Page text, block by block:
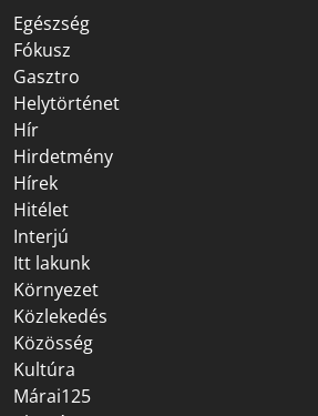
Egészség
Fókusz
Gasztro
Helytörténet
Hír
Hirdetmény
Hírek
Hitélet
Interjú
Itt lakunk
Környezet
Közlekedés
Közösség
Kultúra
Márai125